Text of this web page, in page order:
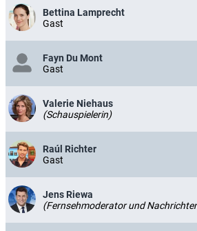
Bettina Lamprecht
Gast
Fayn Du Mont
Gast
Valerie Niehaus
(Schauspielerin)
Raúl Richter
Gast
Jens Riewa
(Fernsehmoderator und